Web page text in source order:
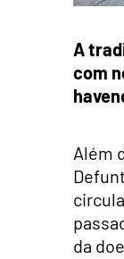
A
com
Além
da